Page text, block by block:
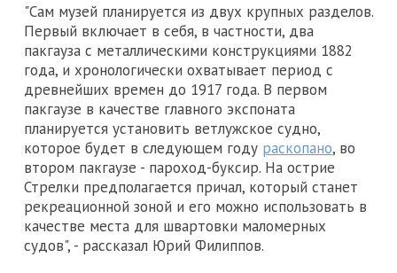
"Сам музей планируется из двух крупных разделов.
Первый включает в себя, в частности, два
пакгауза с металлическими конструкциями 1882
года, и хронологически охватывает период с
древнейших времен до 1917 года. В первом
пакгаузе в качестве главного экспоната
планируется установить ветлужское судно,
которое будет в следующем году раскопано, во
втором пакгаузе - пароход-буксир. На острие
Стрелки предполагается причал, который станет
рекреационной зоной и его можно использовать в
качестве места для швартовки маломерных
судов", - рассказал Юрий Филиппов.